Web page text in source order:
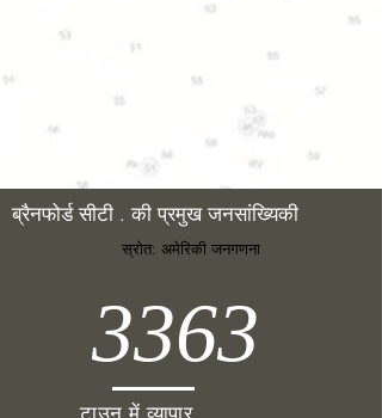
समाचार
ब्रैनफोर्ड सीटी . की प्रमुख जनसांख्यिकी
स्रोत: अमेरिकी जनगणना
3363
टाउन में व्यापार